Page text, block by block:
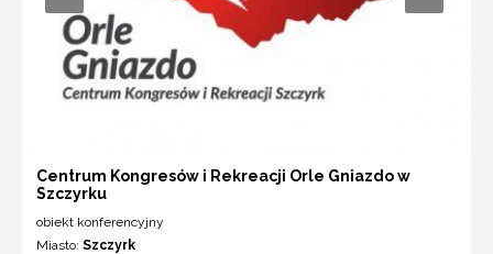
Centrum Kongresów i Rekreacji Orle Gniazdo w
Szczyrku
obiekt konferencyjny
Miasto: Szczyrk